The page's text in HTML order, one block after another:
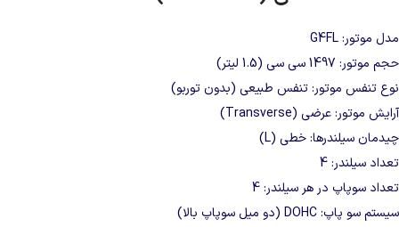
مدل موتور: G4FL
حجم موتور: 1497 سی‌ سی (1.5 لیتر)
نوع تنفس موتور: تنفس طبیعی (بدون توربو)
آرایش موتور: عرضی (Transverse)
چیدمان سیلندرها: خطی (L)
تعداد سیلندر: 4
تعداد سوپاپ در هر سیلندر: 4
سیستم سو پاپ: DOHC (دو میل سوپاپ بالا)